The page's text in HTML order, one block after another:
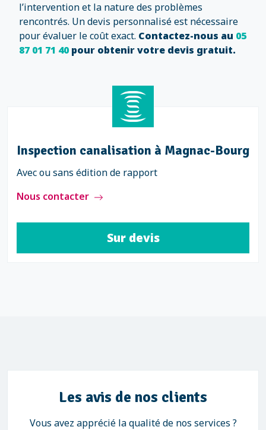
l’intervention et la nature des problèmes
rencontrés. Un devis personnalisé est nécessaire
pour évaluer le coût exact. Contactez-nous au 05
87 01 71 40pour obtenir votre devis gratuit.
Inspection canalisation à Magnac-Bourg
Avec ou sans édition de rapport
Nous contacter
Sur devis
Les avis de nos clients
Vous avez apprécié la qualité de nos services ?